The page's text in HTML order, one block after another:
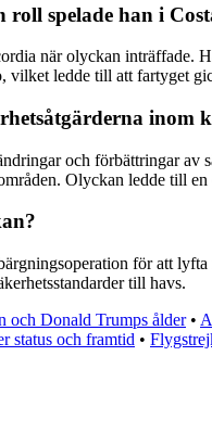
roll spelade han i
när olyckan
ledde till att fartyget
inom
och förbättringar
Olyckan ledde till
för att
till havs.
och Donald Trumps ålder•
status och framtid •